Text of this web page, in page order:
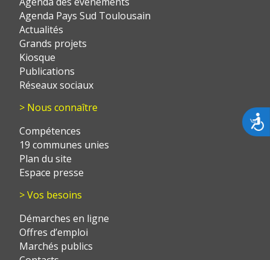
Agenda Pays Sud Toulousain
Actualités
Grands projets
Kiosque
Publications
Réseaux sociaux
> Nous connaître
Compétences
19 communes unies
Plan du site
Espace presse
> Vos besoins
Démarches en ligne
Offres d’emploi
Marchés publics